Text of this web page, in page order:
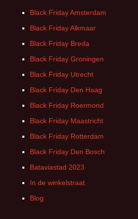
Black Friday Amsterdam
Black Friday Alkmaar
Black Friday Breda
Black Friday Groningen
Black Friday Utrecht
Black Friday Den Haag
Black Friday Roermond
Black Friday Maastricht
Black Friday Rotterdam
Black Friday Den Bosch
Bataviastad 2023
In de winkelstraat
Blog